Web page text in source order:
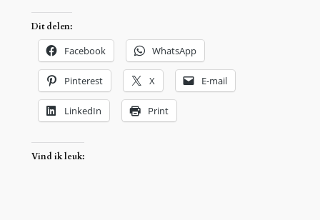
Dit delen:
Facebook WhatsApp
Pinterest X E-mail
LinkedIn Print
Vind ik leuk: